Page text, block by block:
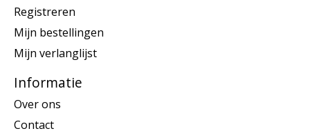
Registreren
Mijn bestellingen
Mijn verlanglijst
Informatie
Over ons
Contact